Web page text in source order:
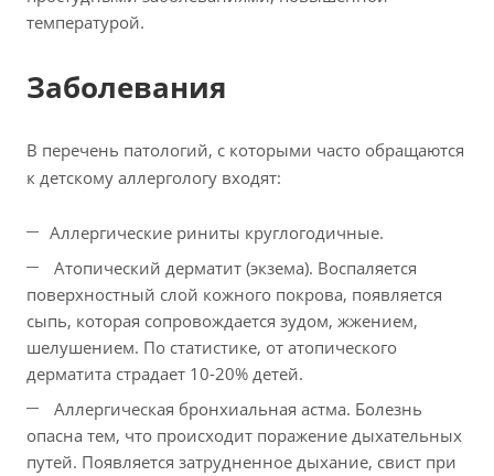
температурой.
Заболевания
В перечень патологий, с которыми часто обращаются
к детскому аллергологу входят:
Аллергические риниты круглогодичные.
Атопический дерматит (экзема). Воспаляется
поверхностный слой кожного покрова, появляется
сыпь, которая сопровождается зудом, жжением,
шелушением. По статистике, от атопического
дерматита страдает 10-20% детей.
Аллергическая бронхиальная астма. Болезнь
опасна тем, что происходит поражение дыхательных
путей. Появляется затрудненное дыхание, свист при